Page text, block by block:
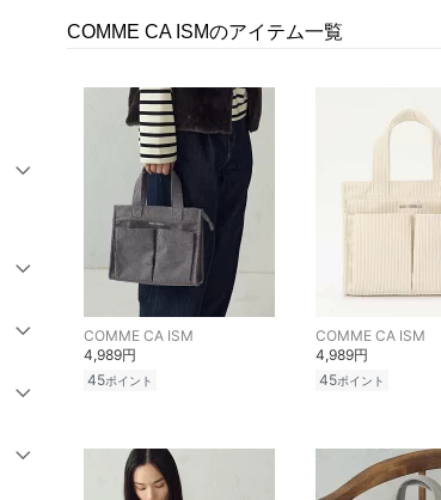
COMME CA ISMのアイテム一覧
COMME CA ISM
4,989円
45ポイント
COMME CA ISM
4,989円
45ポイント